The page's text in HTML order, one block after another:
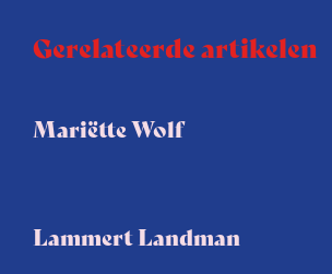
Gerelateerde artikelen
Mariëtte Wolf
Lammert Landman